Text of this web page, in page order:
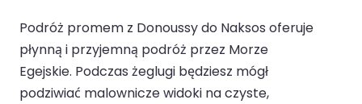
Podróż promem z Donoussy do Naksos oferuje
płynną i przyjemną podróż przez Morze
Egejskie. Podczas żeglugi będziesz mógł
podziwiać malownicze widoki na czyste,